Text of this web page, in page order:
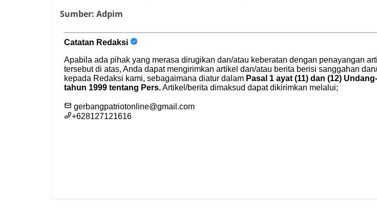
Sumber: Adpim